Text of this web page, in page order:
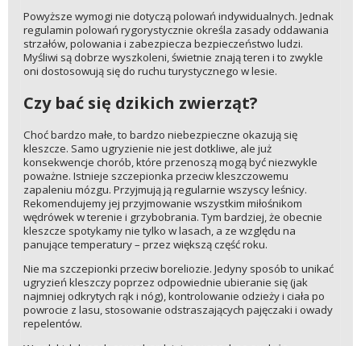
Powyższe wymogi nie dotyczą polowań indywidualnych. Jednak
regulamin polowań rygorystycznie określa zasady oddawania
strzałów, polowania i zabezpiecza bezpieczeństwo ludzi.
Myśliwi są dobrze wyszkoleni, świetnie znają teren i to zwykle
oni dostosowują się do ruchu turystycznego w lesie.
Czy bać się dzikich zwierząt?
Choć bardzo małe, to bardzo niebezpieczne okazują się
kleszcze. Samo ugryzienie nie jest dotkliwe, ale już
konsekwencje chorób, które przenoszą mogą być niezwykle
poważne. Istnieje szczepionka przeciw kleszczowemu
zapaleniu mózgu. Przyjmują ją regularnie wszyscy leśnicy.
Rekomendujemy jej przyjmowanie wszystkim miłośnikom
wędrówek w terenie i grzybobrania. Tym bardziej, że obecnie
kleszcze spotykamy nie tylko w lasach, a ze względu na
panujące temperatury – przez większą część roku.
Nie ma szczepionki przeciw boreliozie. Jedyny sposób to unikać
ugryzień kleszczy poprzez odpowiednie ubieranie się (jak
najmniej odkrytych rąk i nóg), kontrolowanie odzieży i ciała po
powrocie z lasu, stosowanie odstraszających pajęczaki i owady
repelentów.